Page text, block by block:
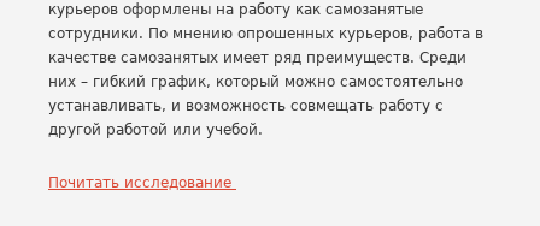
курьеров оформлены на работу как самозанятые
сотрудники. По мнению опрошенных курьеров, работа в
качестве самозанятых имеет ряд преимуществ. Среди
них – гибкий график, который можно самостоятельно
устанавливать, и возможность совмещать работу с
другой работой или учебой.
Почитать исследование